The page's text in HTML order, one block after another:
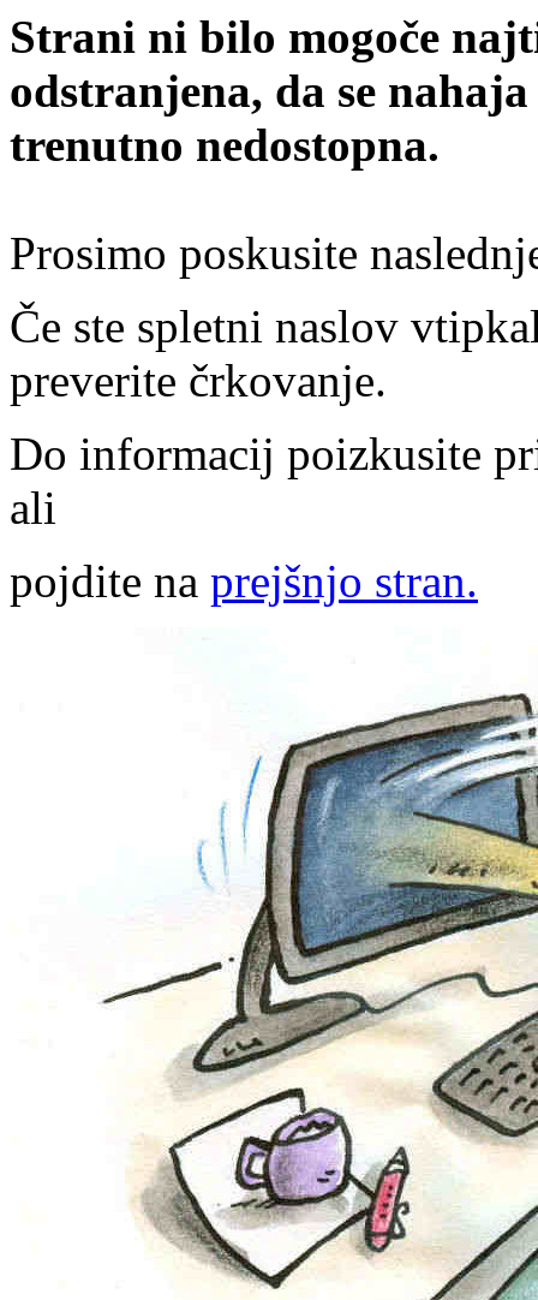
Strani ni bilo mogoče
odstranjena, da se
trenutno nedostopna.
Prosimo poskusite
Če ste spletni naslov
preverite črkovanje.
Do informacij poizkusite
ali
pojdite na prejšnjo stran.